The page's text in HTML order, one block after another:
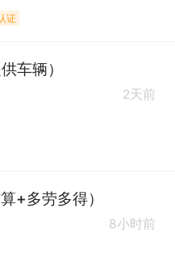
证
车辆）
2天前
+多劳多得）
8小时前